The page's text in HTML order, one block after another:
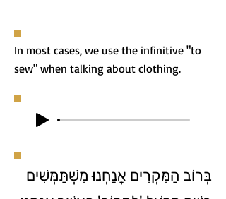
In most cases, we use the infinitive "to
sew" when talking about clothing.
בְּרוֹב הַמִּקְרִים אֲנַחְנוּ מִשְׁתַּמְּשִׁים